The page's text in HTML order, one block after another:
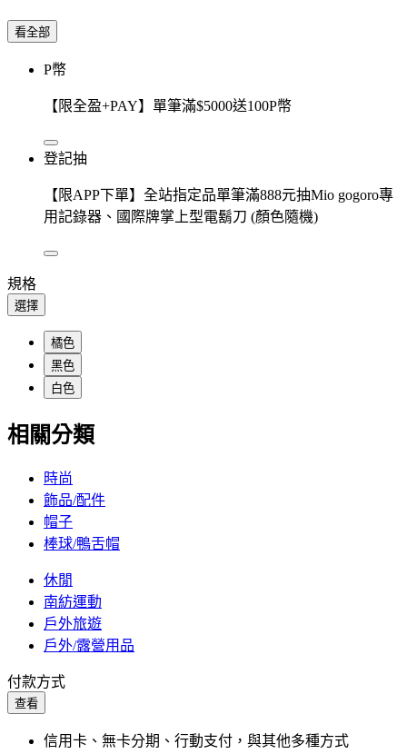
看全部
P幣
【限全盈+PAY】單筆滿$5000送100P幣
登記抽
【限APP下單】全站指定品單筆滿888元抽Mio gogoro專
用記錄器、國際牌掌上型電鬍刀 (顏色隨機)
規格
選擇
橘色
黑色
白色
相關分類
時尚
飾品/配件
帽子
棒球/鴨舌帽
休閒
南紡運動
戶外旅遊
戶外/露營用品
付款方式
查看
信用卡、無卡分期、行動支付，與其他多種方式